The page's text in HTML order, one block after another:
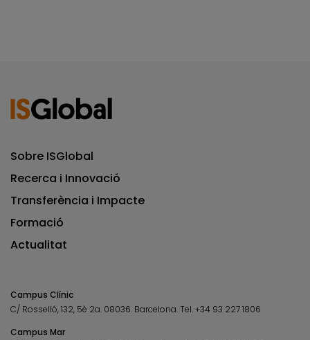
Sobre ISGlobal
Recerca i Innovació
Transferència i Impacte
Formació
Actualitat
Campus Clínic
C/ Rosselló, 132, 5è 2a. 08036. Barcelona.Tel.+34 93 227 1806
Campus Mar